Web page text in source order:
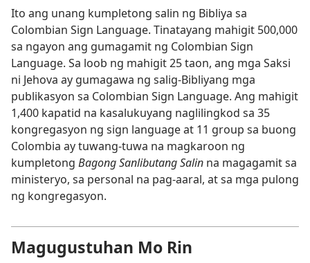
Ito ang unang kumpletong salin ng Bibliya sa
Colombian Sign Language. Tinatayang mahigit 500,000
sa ngayon ang gumagamit ng Colombian Sign
Language. Sa loob ng mahigit 25 taon, ang mga Saksi
ni Jehova ay gumagawa ng salig-Bibliyang mga
publikasyon sa Colombian Sign Language. Ang mahigit
1,400 kapatid na kasalukuyang naglilingkod sa 35
kongregasyon ng sign language at 11 group sa buong
Colombia ay tuwang-tuwa na magkaroon ng
kumpletong Bagong Sanlibutang Salin na magagamit sa
ministeryo, sa personal na pag-aaral, at sa mga pulong
ng kongregasyon.
Magugustuhan Mo Rin